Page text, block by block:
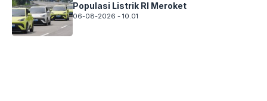
Populasi Listrik RI Meroket
06-08-2026 - 10.01